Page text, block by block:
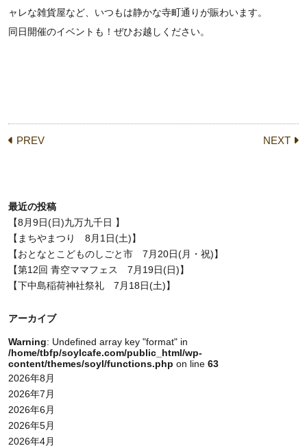
ャレな雑貨屋など、いつもは静かな寺町通りが賑わいます。
同日開催のイベントも！ぜひお越しください。
PREV NEXT
最近の投稿
【8月9日(日)九万九千日 】
【まちやまつり 8月1日(土)】
【おとなとこどものしごと市 7月20日(月・祝)】
【第12回 青空ママフェス 7月19日(日)】
【下中島稲荷神社祭礼 7月18日(土)】
アーカイブ
Warning: Undefined array key "format" in
/home/tbfp/soylcafe.com/public_html/wp-
content/themes/soyl/functions.php on line 63
2026年8月
2026年7月
2026年6月
2026年5月
2026年4月